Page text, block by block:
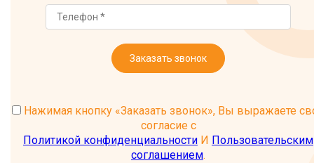
Заказать звонок
Нажимая кнопку «Заказать звонок», Вы выражаете
согласие с
Политикой конфиденциальности И Пользовательским
соглашением.